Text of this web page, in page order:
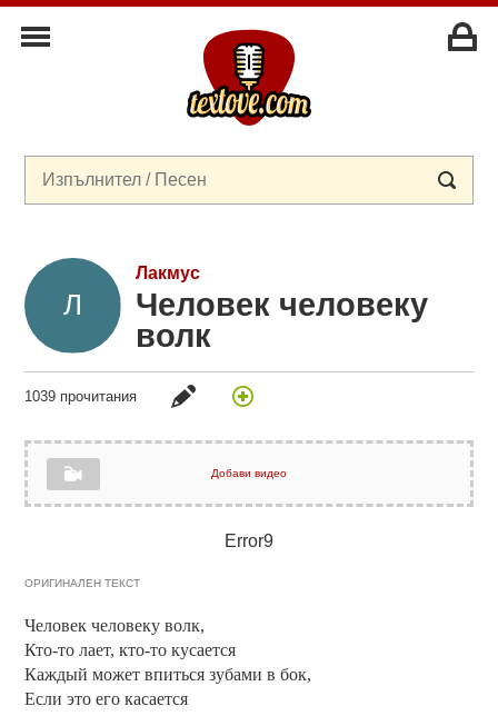
Лакмус
Человек человеку
волк
1039 прочитания
Добави видео
Error9
ОРИГИНАЛЕН ТЕКСТ
Человек человеку волк,
Кто-то лает, кто-то кусается
Каждый может впиться зубами в бок,
Если это его касается